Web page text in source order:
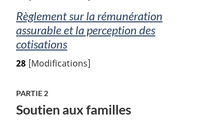
Règlement sur la rémunération
assurable et la perception des
cotisations
28 [Modifications]
PARTIE 2
Soutien aux familles